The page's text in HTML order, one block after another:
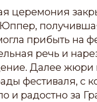
церемония
прибыть на
речь и
Далее жюри
фестиваля, с
и радостно за